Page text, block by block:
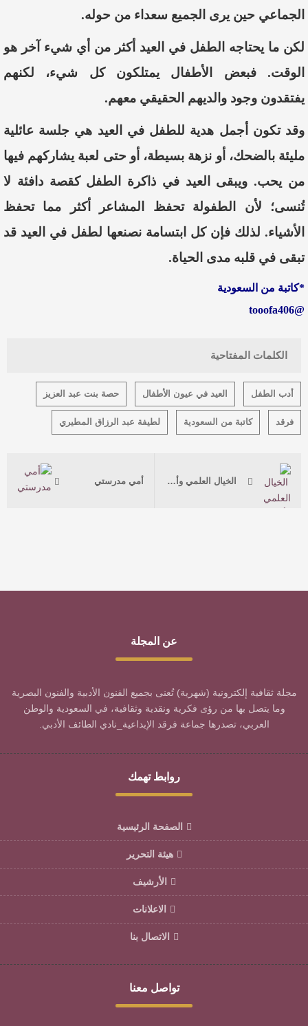
الجماعي حين يرى الجميع سعداء من حوله.
لكن ما يحتاجه الطفل في العيد أكثر من أي شيء آخر هو
الوقت. فبعض الأطفال يمتلكون كل شيء، لكنهم
يفتقدون وجود والديهم الحقيقي معهم.
وقد تكون أجمل هدية للطفل في العيد هي جلسة عائلية
مليئة بالضحك، أو نزهة بسيطة، أو حتى لعبة يشاركهم فيها
من يحب. ويبقى العيد في ذاكرة الطفل كقصة دافئة لا
تُنسى؛ لأن الطفولة تحفظ المشاعر أكثر مما تحفظ
الأشياء. لذلك فإن كل ابتسامة نصنعها لطفل في العيد قد
تبقى في قلبه مدى الحياة.
*كاتبة من السعودية
@tooofa406
الكلمات المفتاحية
أدب الطفل العيد في عيون الأطفال حصة بنت عبد العزيز
فرقد كاتبة من السعودية لطيفة عبد الرزاق المطيري
الخيال العلمي وأدب الطفل.. رؤى تواكب العصر أمي مدرستي
عن المجلة
مجلة ثقافية إلكترونية (شهرية) تُعنى بجميع الفنون الأدبية والفنون البصرية
وما يتصل بها من رؤى فكرية ونقدية وثقافية، في السعودية والوطن
العربي، تصدرها جماعة فرقد الإبداعية_نادي الطائف الأدبي.
روابط تهمك
الصفحة الرئيسية
هيئة التحرير
الأرشيف
الاعلانات
الاتصال بنا
تواصل معنا